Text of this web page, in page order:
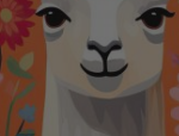
Cover-Stil -